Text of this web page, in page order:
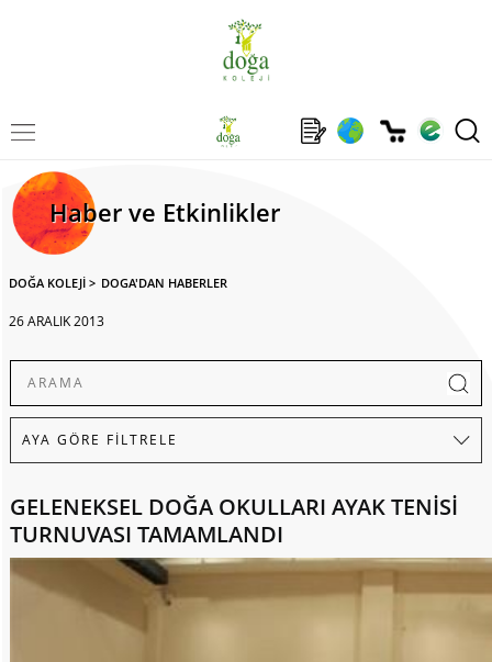
Haber ve Etkinlikler
DOĞA KOLEJİ > DOGA'DAN HABERLER
26 ARALIK 2013
GELENEKSEL DOĞA OKULLARI AYAK TENİSİ
TURNUVASI TAMAMLANDI